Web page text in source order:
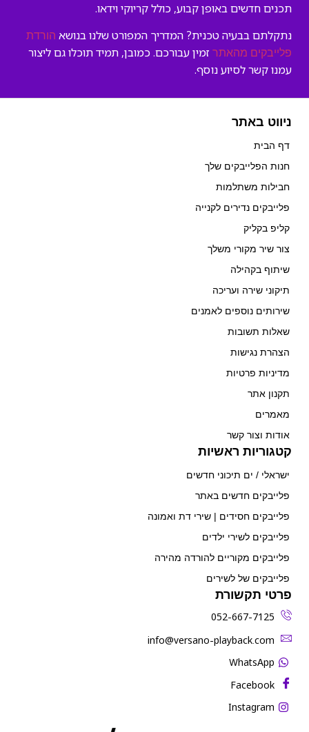
תכנים חדשים באופן קבוע, כולל קריוקי וידאו.
נתקלתם בבעיה טכנית? המדריך המפורט שלנו בנושא הורדת
פלייבקים מהאתר זמין עבורכם. כמובן, תמיד תוכלו גם ליצור
עמנו קשר לסיוע נוסף.
ניווט באתר
דף הבית
חנות הפלייבקים שלך
חבילות משתלמות
פלייבקים נדירים לקנייה
קליפ בקליק
צור שיר מקורי משלך
שיתוף בקהילה
תיקוני שירה ועריכה
שירותים נוספים לאמנים
שאלות תשובות
הצהרת נגישות
מדיניות פרטיות
תקנון אתר
מאמרים
אודות וצור קשר
קטגוריות ראשיות
ישראלי / ים תיכוני חדשים
פלייבקים חדשים באתר
פלייבקים חסידים | שירי דת ואמונה
פלייבקים לשירי ילדים
פלייבקים מקוריים להורדה מהירה
פלייבקים של לשירים
פרטי תקשורת
052-667-7125
‫info@versano-playback.com‬
WhatsApp
Facebook
Instagram